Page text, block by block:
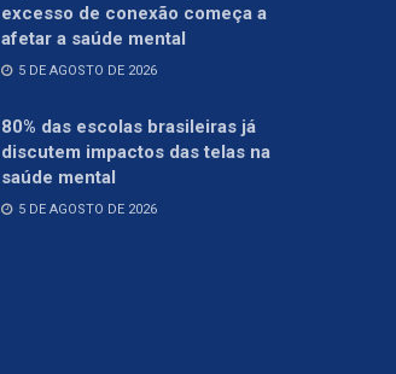
excesso de conexão começa a
afetar a saúde mental
5 DE AGOSTO DE 2026
80% das escolas brasileiras já
discutem impactos das telas na
saúde mental
5 DE AGOSTO DE 2026